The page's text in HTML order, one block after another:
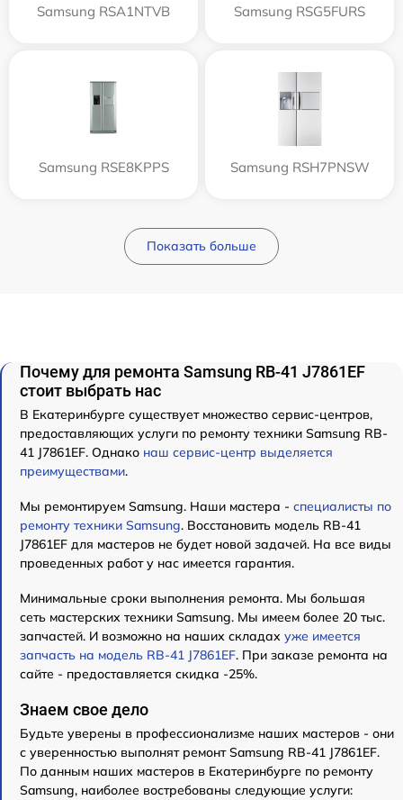
Samsung RSA1NTVB Samsung RSG5FURS
Samsung RSE8KPPS Samsung RSH7PNSW
Показать больше
Почему для ремонта Samsung RB-41 J7861EF
стоит выбрать нас
В Екатеринбурге существует множество сервис-центров,
предоставляющих услуги по ремонту техники Samsung RB-
41 J7861EF. Однако наш сервис-центр выделяется
преимуществами.
Мы ремонтируем Samsung. Наши мастера - специалисты по
ремонту техники Samsung. Восстановить модель RB-41
J7861EF для мастеров не будет новой задачей. На все виды
проведенных работ у нас имеется гарантия.
Минимальные сроки выполнения ремонта. Мы большая
сеть мастерских техники Samsung. Мы имеем более 20 тыс.
запчастей. И возможно на наших складах уже имеется
запчасть на модель RB-41 J7861EF. При заказе ремонта на
сайте - предоставляется скидка -25%.
Знаем свое дело
Будьте уверены в профессионализме наших мастеров - они
с уверенностью выполнят ремонт Samsung RB-41 J7861EF.
По данным наших мастеров в Екатеринбурге по ремонту
Samsung, наиболее востребованы следующие услуги: